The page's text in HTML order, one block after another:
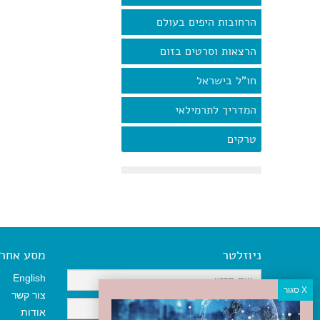
הרחובות היפים בעולם
הרצאות וסרטים בזום
חו"ל בישראל
המדריך לתרמילאי
טרקים
ניוזלטר מסע אחר
English
צור קשר
אודות